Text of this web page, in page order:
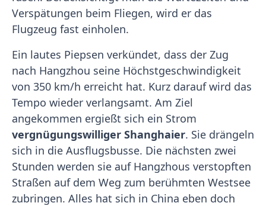
Verspätungen beim Fliegen, wird er das
Flugzeug fast einholen.
Ein lautes Piepsen verkündet, dass der Zug
nach Hangzhou seine Höchstgeschwindigkeit
von 350 km/h erreicht hat. Kurz darauf wird das
Tempo wieder verlangsamt. Am Ziel
angekommen ergießt sich ein Strom
vergnügungswilliger Shanghaier. Sie drängeln
sich in die Ausflugsbusse. Die nächsten zwei
Stunden werden sie auf Hangzhous verstopften
Straßen auf dem Weg zum berühmten Westsee
zubringen. Alles hat sich in China eben doch